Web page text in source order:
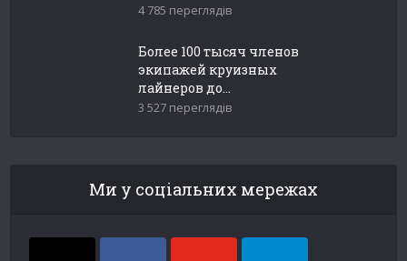
4 785 переглядів
Более 100 тысяч членов
экипажей круизных
лайнеров до...
3 527 переглядів
Ми у соціальних мережах